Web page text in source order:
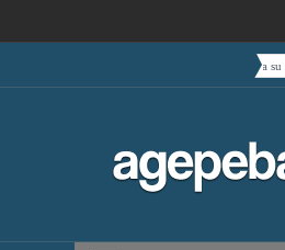
hacia el centro es acompañado por toda su